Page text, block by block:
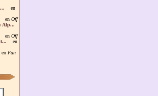
en
en Off
Alp...
en Off
en
en Fan